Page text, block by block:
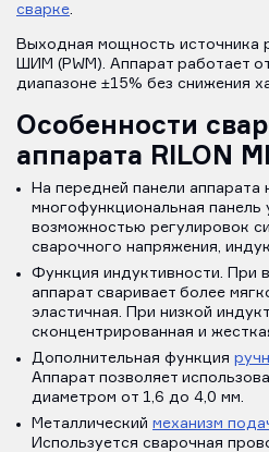
сварке
Выходная мощность источника
ШИМ (PWM). Аппарат работает
диапазоне ±15% без снижения
Особенности
аппарата RILON
На передней панели аппарата
многофункциональная панель
возможностью регулировок
сварочного напряжения,
Функция индуктивности. При
аппарат сваривает более
эластичная. При низкой
сконцентрированная и
Дополнительная функция
Аппарат позволяет
диаметром от 1,6 до 4,0 мм.
Металлический механизм
Используется сварочная